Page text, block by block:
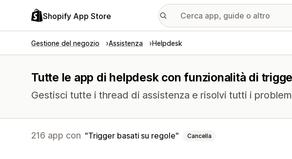
Shopify App Store
Gestione del negozio Assistenza Helpdesk
Tutte le app di helpdesk con funzionalità di
Gestisci tutte i thread di assistenza e risolvi tutti i
216 app con Trigger basati su regole Cancella